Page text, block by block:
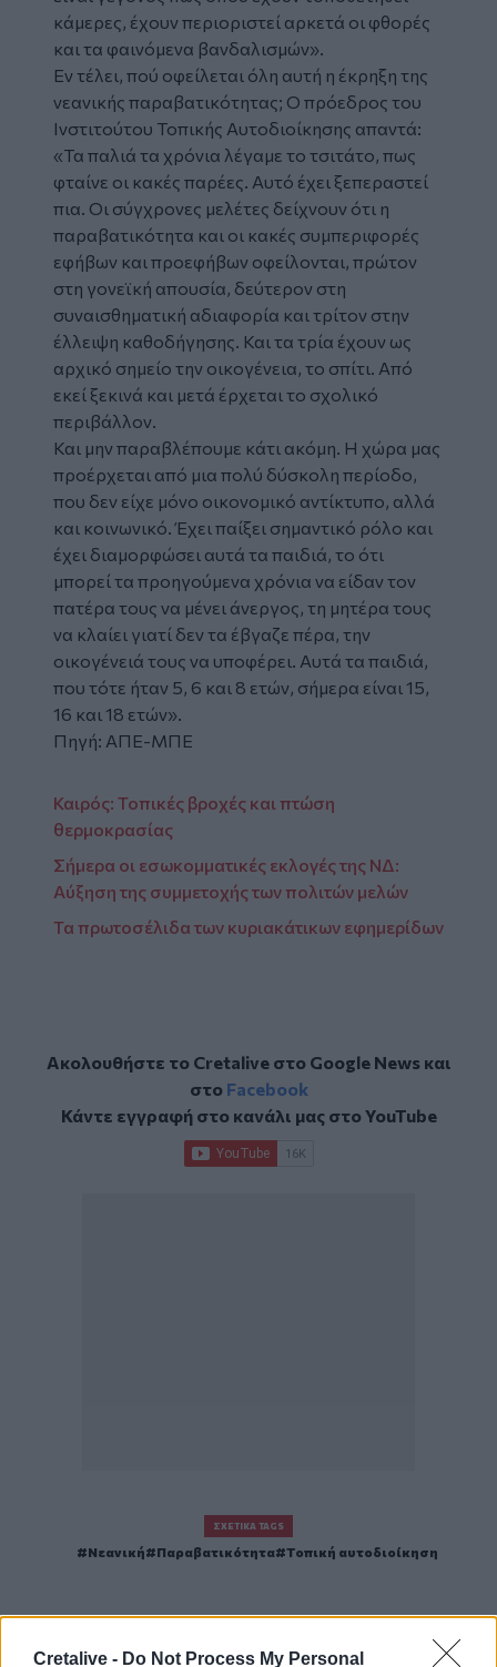
Cretalive - Do Not Process My Personal
κάμερες, έχουν περιοριστεί αρκετά οι φθορές
και τα φαινόμενα βανδαλισμών».
Εν τέλει, πού οφείλεται όλη αυτή η έκρηξη της
νεανικής παραβατικότητας; Ο πρόεδρος του
Ινστιτούτου Τοπικής Αυτοδιοίκησης απαντά:
«Τα παλιά τα χρόνια λέγαμε το τσιτάτο, πως
φταίνε οι κακές παρέες. Αυτό έχει ξεπεραστεί
πια. Οι σύγχρονες μελέτες δείχνουν ότι η
παραβατικότητα και οι κακές συμπεριφορές
εφήβων και προεφήβων οφείλονται, πρώτον
στη γονεϊκή απουσία, δεύτερον στη
συναισθηματική αδιαφορία και τρίτον στην
έλλειψη καθοδήγησης. Και τα τρία έχουν ως
αρχικό σημείο την οικογένεια, το σπίτι. Από
εκεί ξεκινά και μετά έρχεται το σχολικό
περιβάλλον.
Και μην παραβλέπουμε κάτι ακόμη. Η χώρα μας
προέρχεται από μια πολύ δύσκολη περίοδο,
που δεν είχε μόνο οικονομικό αντίκτυπο, αλλά
και κοινωνικό. Έχει παίξει σημαντικό ρόλο και
έχει διαμορφώσει αυτά τα παιδιά, το ότι
μπορεί τα προηγούμενα χρόνια να είδαν τον
πατέρα τους να μένει άνεργος, τη μητέρα τους
να κλαίει γιατί δεν τα έβγαζε πέρα, την
οικογένειά τους να υποφέρει. Αυτά τα παιδιά,
που τότε ήταν 5, 6 και 8 ετών, σήμερα είναι 15,
16 και 18 ετών».
Πηγή: ΑΠΕ-ΜΠΕ
Καιρός: Τοπικές βροχές και πτώση
θερμοκρασίας
Σήμερα οι εσωκομματικές εκλογές της ΝΔ:
Αύξηση της συμμετοχής των πολιτών μελών
Τα πρωτοσέλιδα των κυριακάτικων εφημερίδων
Ακολουθήστε το Cretalive στο Google Newsκαι
στο Facebook
Κάντε εγγραφή στο κανάλι μας στοYouTube
ΣΧΕΤΙΚΆ TAGS
Νεανική Παραβατικότητα Τοπική αυτοδιοίκηση